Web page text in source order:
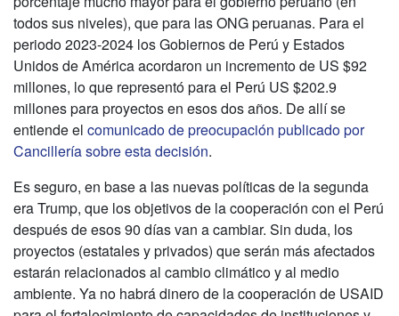
todos sus niveles), que para las ONG peruanas. Para el
periodo 2023-2024 los Gobiernos de Perú y Estados
Unidos de América acordaron un incremento de US $92
millones, lo que representó para el Perú US $202.9
millones para proyectos en esos dos años. De allí se
entiende el comunicado de preocupación publicado por
Cancillería sobre esta decisión.
Es seguro, en base a las nuevas políticas de la segunda
era Trump, que los objetivos de la cooperación con el Perú
después de esos 90 días van a cambiar. Sin duda, los
proyectos (estatales y privados) que serán más afectados
estarán relacionados al cambio climático y al medio
ambiente. Ya no habrá dinero de la cooperación de USAID